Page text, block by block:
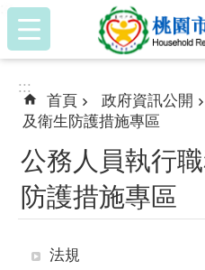
跳到主要內容區塊
:::
:::
首頁 政府資訊公開
及衛生防護措施專區
公務人員執行
防護措施專區
法規